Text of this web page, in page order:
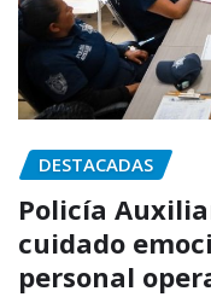
DESTACADAS
Policía
cuidado
personal